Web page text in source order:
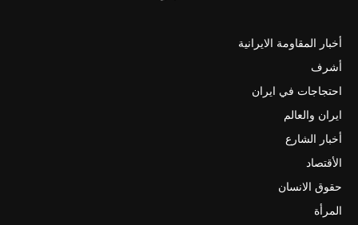
أخبار المقاومة الايرانية
أشرف
احتجاجات في ايران
ايران والعالم
أخبار الشارع
الأقتصاد
حقوق الانسان
المرأة